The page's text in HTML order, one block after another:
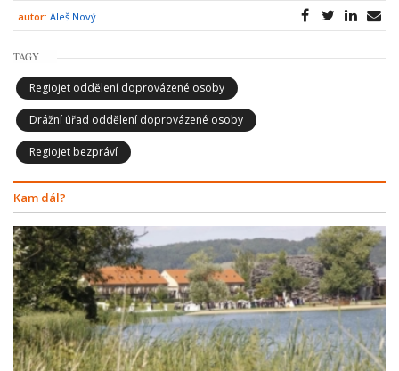
autor: Aleš Nový
TAGY
Regiojet oddělení doprovázené osoby
Drážní úřad oddělení doprovázené osoby
Regiojet bezpráví
Kam dál?